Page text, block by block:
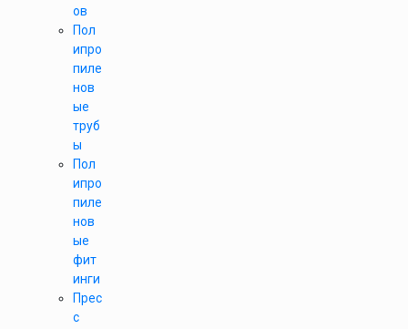
ов
Пол
ипро
пиле
нов
ые
труб
ы
Пол
ипро
пиле
нов
ые
фит
инги
Прес
с